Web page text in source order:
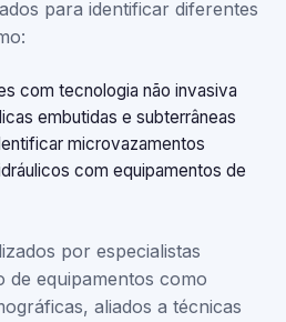
para identificar diferentes
com tecnologia não invasiva
embutidas e subterrâneas
microvazamentos
com equipamentos de
por especialistas
de equipamentos como
aliados a técnicas